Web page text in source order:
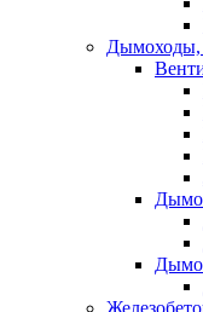
Дымоходы,